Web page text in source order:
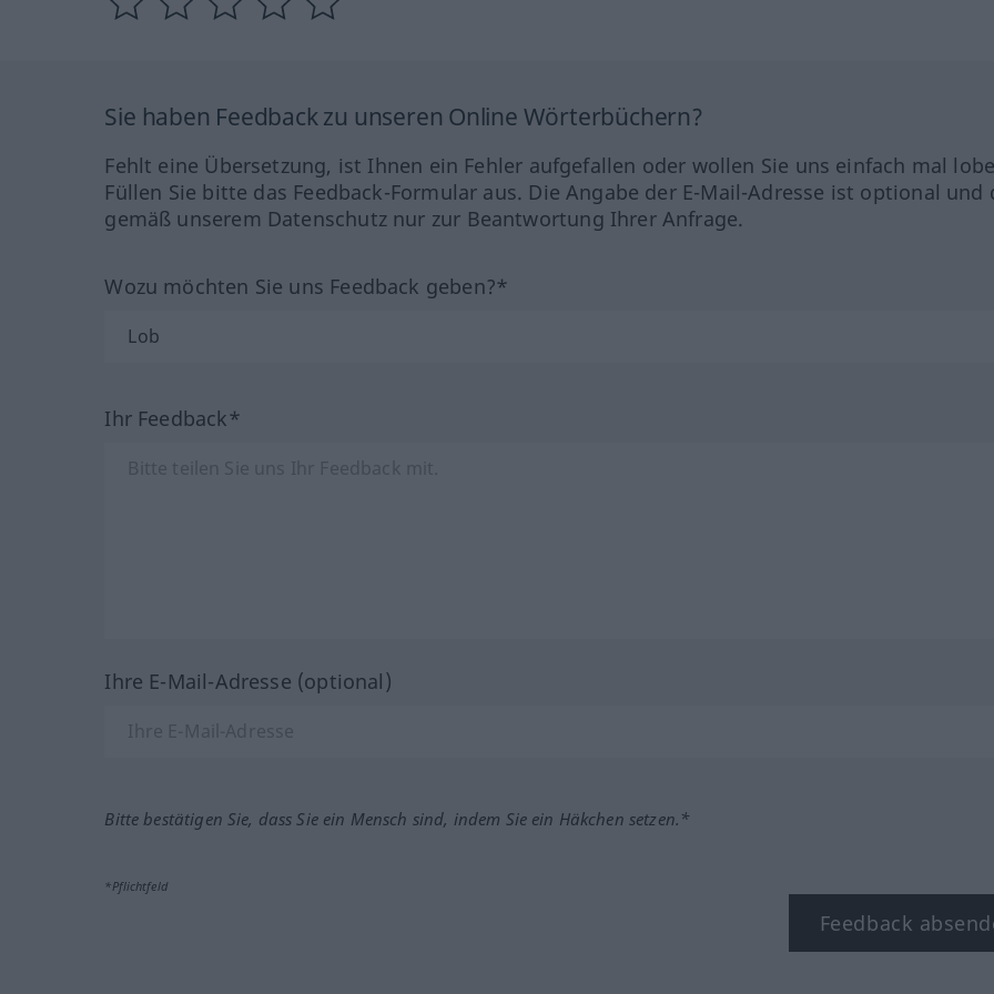
Sie haben Feedback zu unseren Online Wörterbüchern?
Fehlt eine Übersetzung, ist Ihnen ein Fehler aufgefallen oder wollen Sie uns einfach mal
Füllen Sie bitte das Feedback-Formular aus. Die Angabe der E-Mail-Adresse ist optional und
gemäß unserem Datenschutz nur zur Beantwortung Ihrer Anfrage.
Wozu möchten Sie uns Feedback geben?*
Ihr Feedback*
Ihre E-Mail-Adresse (optional)
Bitte bestätigen Sie, dass Sie ein Mensch sind, indem Sie ein Häkchen setzen.*
*Pflichtfeld
Feedback